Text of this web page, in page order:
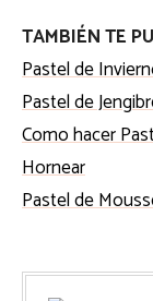
TAMBIÉN TE
Pastel de
Pastel de
Como hacer
Hornear
Pastel de